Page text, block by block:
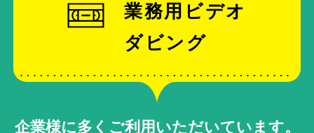
業務用ビデオ
ダビング
企業様に多くご利用いただいています。